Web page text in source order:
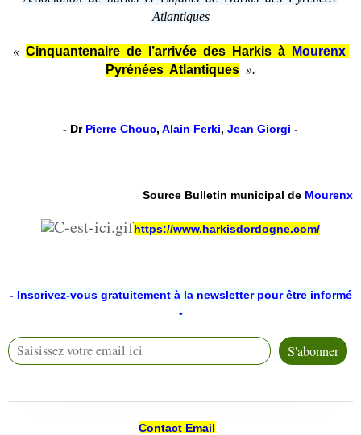
Atlantiques
« Cinquantenaire de l’arrivée des Harkis à
Mourenx
Pyrénées Atlantiques ».
- Dr Pierre Chouc, Alain Ferki, Jean Giorgi -
Source Bulletin municipal de Mourenx
https://www.harkisdordogne.com/
- Inscrivez-vous gratuitement à la newsletter pour être informé
-
Contact Email